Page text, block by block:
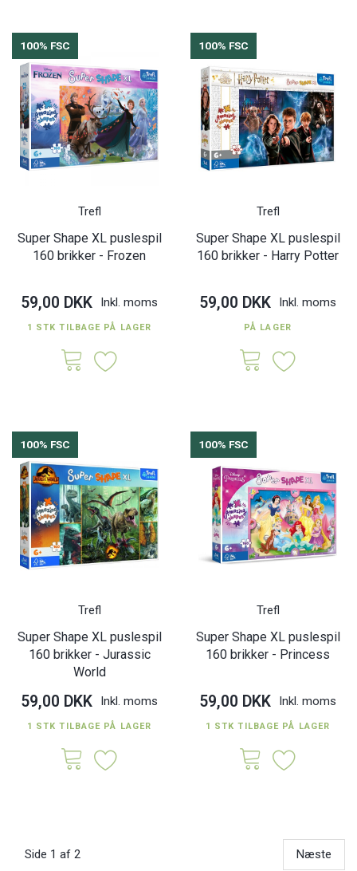
100% FSC
Trefl
Super Shape XL puslespil
160 brikker - Frozen
59,00 DKK Inkl. moms
1 STK TILBAGE PÅ LAGER
100% FSC
Trefl
Super Shape XL puslespil
160 brikker - Harry Potter
59,00 DKK Inkl. moms
PÅ LAGER
100% FSC
Trefl
Super Shape XL puslespil
160 brikker - Jurassic
World
59,00 DKK Inkl. moms
1 STK TILBAGE PÅ LAGER
100% FSC
Trefl
Super Shape XL puslespil
160 brikker - Princess
59,00 DKK Inkl. moms
1 STK TILBAGE PÅ LAGER
Side 1 af 2 Næste